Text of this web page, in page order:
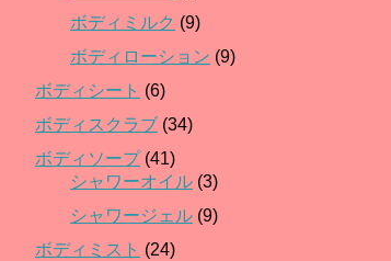
ボディミルク (9)
ボディローション (9)
ボディシート (6)
ボディスクラブ (34)
ボディソープ(41)
シャワーオイル (3)
シャワージェル (9)
ボディミスト (24)